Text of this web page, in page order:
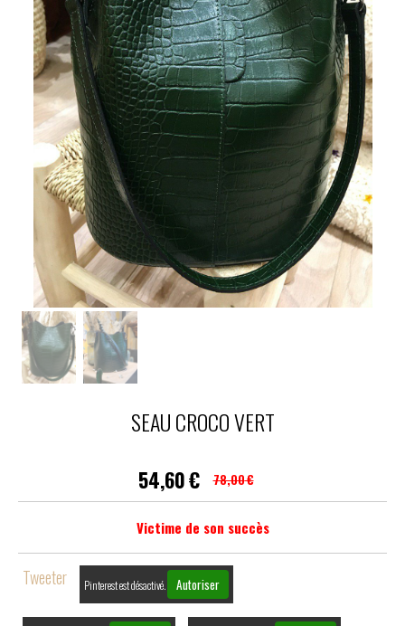
SEAU CROCO VERT
54,60€ 78,00€
Victime de son succès
Tweeter Pinterest est désactivé. Autoriser